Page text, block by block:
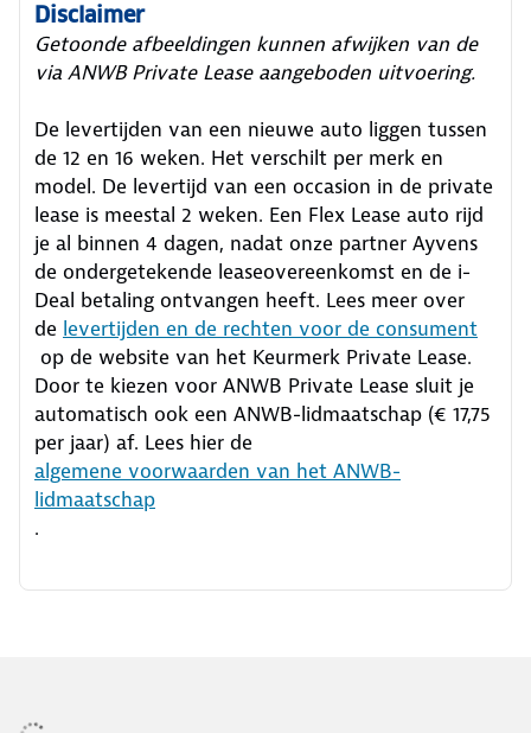
Disclaimer
Getoonde afbeeldingen kunnen afwijken van de
via ANWB Private Lease aangeboden uitvoering.
De levertijden van een nieuwe auto liggen tussen
de 12 en 16 weken. Het verschilt per merk en
model. De levertijd van een occasion in de private
lease is meestal 2 weken. Een Flex Lease auto rijd
je al binnen 4 dagen, nadat onze partner Ayvens
de ondergetekende leaseovereenkomst en de i-
Deal betaling ontvangen heeft. Lees meer over
de levertijden en de rechten voor de consument
op de website van het Keurmerk Private Lease.
Door te kiezen voor ANWB Private Lease sluit je
automatisch ook een ANWB-lidmaatschap (€ 17,75
per jaar) af. Lees hier de
algemene voorwaarden van het ANWB-
lidmaatschap
.